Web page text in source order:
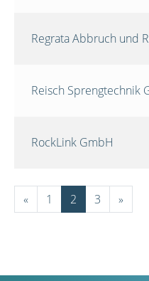
Regrata Abbruch und
Reisch Sprengtechnik
RockLink GmbH
« 1 2 3 »